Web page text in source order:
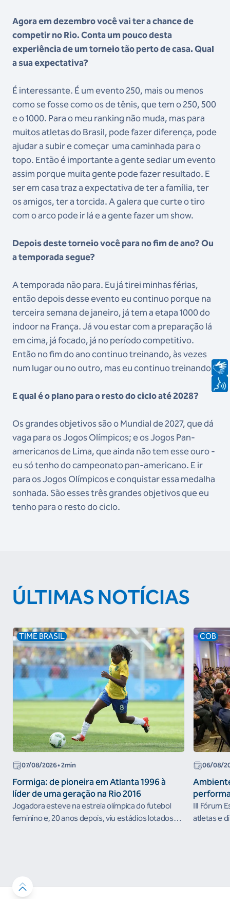
Agora em dezembro você vai ter a chance de
competir no Rio. Conta um pouco desta
experiência de um torneio tão perto de casa. Qual
a sua expectativa?
É interessante. É um evento 250, mais ou menos
como se fosse como os de tênis, que tem o 250, 500
e o 1000. Para o meu ranking não muda, mas para
muitos atletas do Brasil, pode fazer diferença, pode
ajudar a subir e começar uma caminhada para o
topo. Então é importante a gente sediar um evento
assim porque muita gente pode fazer resultado. E
ser em casa traz a expectativa de ter a família, ter
os amigos, ter a torcida. A galera que curte o tiro
com o arco pode ir lá e a gente fazer um show.
Depois deste torneio você para no fim de ano? Ou
a temporada segue?
A temporada não para. Eu já tirei minhas férias,
então depois desse evento eu continuo porque na
terceira semana de janeiro, já tem a etapa 1000 do
indoor na França. Já vou estar com a preparação lá
em cima, já focado, já no período competitivo.
Então no fim do ano continuo treinando, às vezes
num lugar ou no outro, mas eu continuo treinando.
E qual é o plano para o resto do ciclo até 2028?
Os grandes objetivos são o Mundial de 2027, que dá
vaga para os Jogos Olímpicos; e os Jogos Pan-
americanos de Lima, que ainda não tem esse ouro -
eu só tenho do campeonato pan-americano. E ir
para os Jogos Olímpicos e conquistar essa medalha
sonhada. São esses três grandes objetivos que eu
tenho para o resto do ciclo.
ÚLTIMAS NOTÍCIAS
TIME BRASIL
07/08/2026• 2min
Formiga: de pioneira em Atlanta 1996 à
líder de uma geração na Rio 2016
Jogadora esteve na estreia olímpica do futebol
feminino e, 20 anos depois, viu estádios lotados
COB
06/08/
III Fórum
atletas e